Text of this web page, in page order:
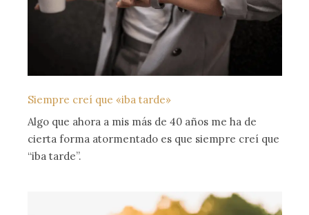
Siempre creí que «iba tarde»
Algo que ahora a mis más de 40 años me ha de
cierta forma atormentado es que siempre creí que
“iba tarde”.